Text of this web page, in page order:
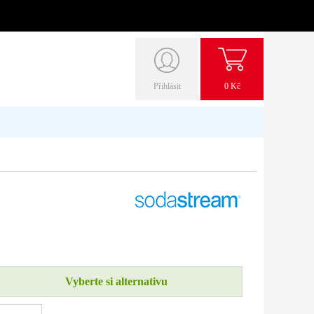
Přihlásit 0 Kč
Vyberte si alternativu